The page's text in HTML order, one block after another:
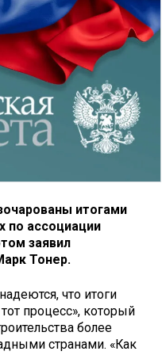
итогами
по ассоциации
заявил
Тонер.
что итоги
процесс», который
более
странами. «Как